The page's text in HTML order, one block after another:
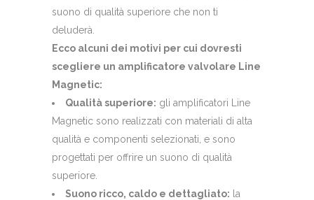
suono di qualità superiore che non ti
deluderà.
Ecco alcuni dei motivi per cui dovresti
scegliere un amplificatore valvolare Line
Magnetic:
Qualità superiore: gli amplificatori Line
Magnetic sono realizzati con materiali di alta
qualità e componenti selezionati, e sono
progettati per offrire un suono di qualità
superiore.
Suono ricco, caldo e dettagliato: la